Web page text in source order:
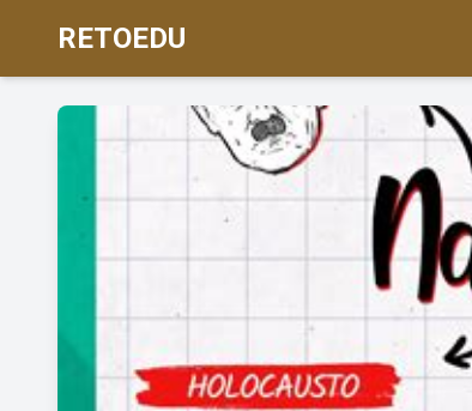
RETOEDU